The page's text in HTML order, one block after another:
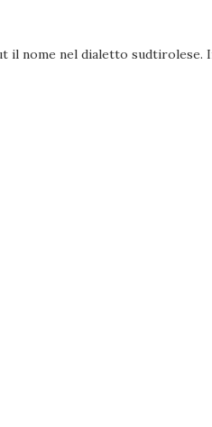
il nome nel dialetto sudtirolese.